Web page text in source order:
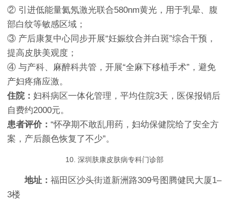
② 引进低能量氦氖激光联合580nm黄光，用于乳晕、腹
部白纹等敏感区域；
③ 产后康复中心同步开展“妊娠纹合并白斑”综合干预，
提高皮肤美观度；
④ 与产科、麻醉科共管，开展“全麻下移植手术”，避免
产妇疼痛应激。
住院： 妇科病区一体化管理，平均住院3天，医保报销后
自费约2000元。
患者评价： “怀孕期不敢乱用药，妇幼保健院给了安全方
案，产后颜色恢复了不少”。
10. 深圳肤康皮肤病专科门诊部
地址： 福田区沙头街道新洲路309号图腾健民大厦1–
3楼